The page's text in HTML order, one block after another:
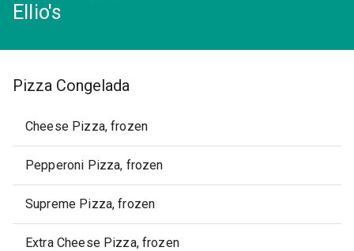
Ellio's
Pizza Congelada
Cheese Pizza, frozen
Pepperoni Pizza, frozen
Supreme Pizza, frozen
Extra Cheese Pizza, frozen